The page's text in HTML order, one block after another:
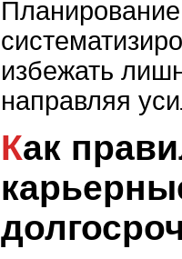
избежать
направляя
Как правильно ставить